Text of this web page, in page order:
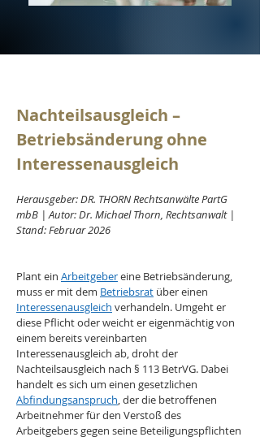
Nachteilsausgleich –
Betriebsänderung ohne
Interessenausgleich
Herausgeber: DR. THORN Rechtsanwälte PartG
mbB | Autor: Dr. Michael Thorn, Rechtsanwalt |
Stand: Februar 2026
Plant ein Arbeitgeber eine Betriebsänderung,
muss er mit dem Betriebsrat über einen
Interessenausgleich verhandeln. Umgeht er
diese Pflicht oder weicht er eigenmächtig von
einem bereits vereinbarten
Interessenausgleich ab, droht der
Nachteilsausgleich nach § 113 BetrVG. Dabei
handelt es sich um einen gesetzlichen
Abfindungsanspruch, der die betroffenen
Arbeitnehmer für den Verstoß des
Arbeitgebers gegen seine Beteiligungspflichten